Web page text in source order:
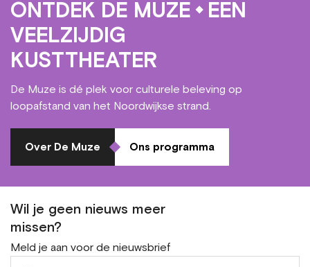
ONTDEK DE MUZE EEN
VEELZIJDIG
KUSTTHEATER
De Muze is dé plek voor culturele beleving op
loopafstand van het Noordwijkse strand.
Over De Muze Ons programma
Wil je geen nieuws meer
missen?
Meld je aan voor de nieuwsbrief